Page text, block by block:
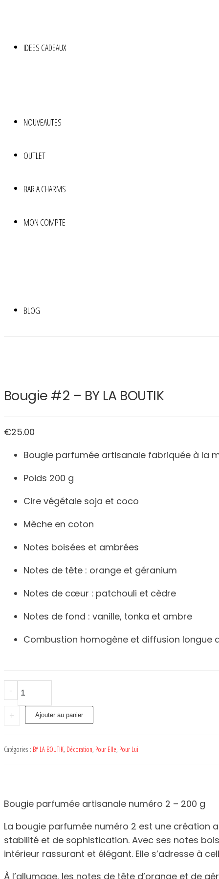
IDEES CADEAUX
NOUVEAUTES
OUTLET
BAR A CHARMS
MON COMPTE
BLOG
Bougie #2 – BY LA BOUTIK
€25.00
Bougie parfumée artisanale fabriquée à la
Poids 200 g
Cire végétale soja et coco
Mèche en coton
Notes boisées et ambrées
Notes de tête : orange et géranium
Notes de cœur : patchouli et cèdre
Notes de fond : vanille, tonka et ambre
Combustion homogène et diffusion longue
-
de
Bougie
#2
BY
+ Ajouter au panier
Catégories : BY LA BOUTIK, Décoration, Pour Elle, Pour Lui
Bougie parfumée artisanale numéro 2 – 200 g
La bougie parfumée numéro 2 est une création
stabilité et de sophistication. Avec ses notes
intérieur rassurant et élégant. Elle s’adresse à
À l’allumage, les notes de tête d’orange et de